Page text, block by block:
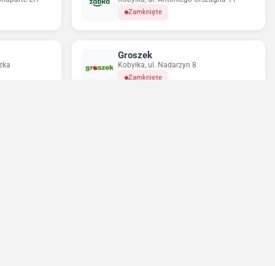
Zamknięte
Groszek
Kobyłka, ul. Nadarzyn 8
Zamknięte